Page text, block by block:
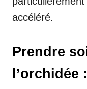
accéléré.
Prendre
l’orchidée :